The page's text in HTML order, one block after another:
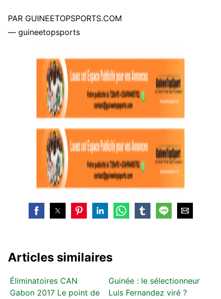
PAR GUINEETOPSPORTS.COM
— guineetopsports
Articles similaires
Éliminatoires CAN
Gabon 2017 Le point de
Guinée : le sélectionneur
Luis Fernandez viré ?